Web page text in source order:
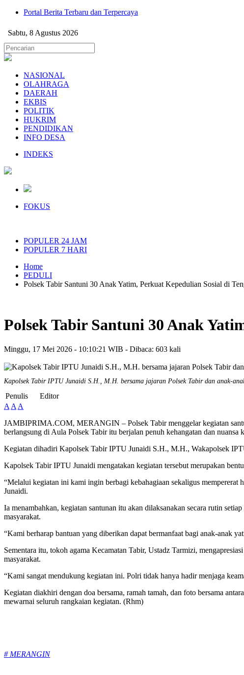
Portal Berita Terbaru dan Terpercaya
Sabtu, 8 Agustus 2026
NASIONAL
OLAHRAGA
DAERAH
EKBIS
POLITIK
HUKRIM
PENDIDIKAN
INFO DESA
INDEKS
FOKUS
POPULER 24 JAM
POPULER 7 HARI
Home
PEDULI
Polsek Tabir Santuni 30 Anak Yatim, Perkuat Kepedulian Sosial di
Polsek Tabir Santuni 30 Anak
Minggu, 17 Mei 2026 - 10:10:21 WIB - Dibaca: 603 kali
Kapolsek Tabir IPTU Junaidi S.H., M.H. bersama jajaran Polsek Tabir dan anak-
Penulis
Editor
A A A
JAMBIPRIMA.COM, MERANGIN – Polsek Tabir menggelar kegiatan
berlangsung di Aula Polsek Tabir itu berjalan penuh kehangatan dan nuansa
Kegiatan dihadiri Kapolsek Tabir IPTU Junaidi S.H., M.H., Wakapolsek
Kapolsek Tabir IPTU Junaidi mengatakan kegiatan tersebut merupakan
“Melalui kegiatan ini kami ingin berbagi kebahagiaan sekaligus
Junaidi.
Ia menambahkan, kegiatan santunan itu akan dilaksanakan secara rutin
masyarakat.
“Kami berharap bantuan yang diberikan dapat bermanfaat bagi anak-anak
Sementara itu, tokoh agama Kecamatan Tabir, Ustadz Tarmizi,
masyarakat.
“Kami sangat mendukung kegiatan ini. Polri tidak hanya hadir menjaga
Kegiatan diakhiri dengan doa bersama, ramah tamah, dan foto bersama
mewarnai seluruh rangkaian kegiatan. (Rhm)
# MERANGIN